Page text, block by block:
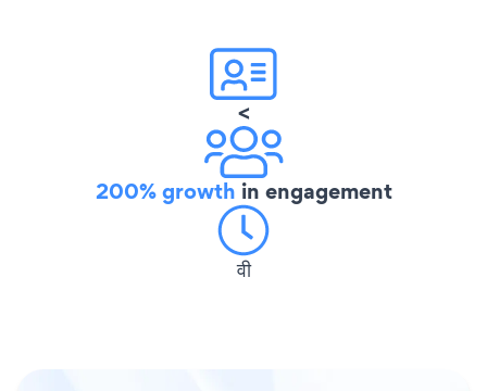
<
200% growth in engagement
वी